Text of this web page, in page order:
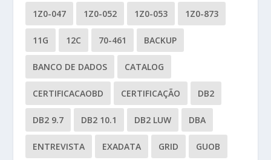
1Z0-047 1Z0-052 1Z0-053 1Z0-873
11G 12C 70-461 BACKUP
BANCO DE DADOS CATALOG
CERTIFICACAOBD CERTIFICAÇÃO DB2
DB2 9.7 DB2 10.1 DB2 LUW DBA
ENTREVISTA EXADATA GRID GUOB